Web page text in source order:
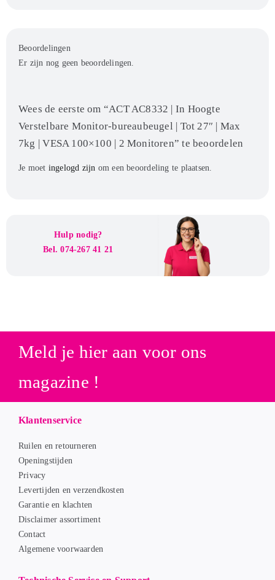
Beoordelingen
Er zijn nog geen beoordelingen.
Wees de eerste om “ACT AC8332 | In Hoogte
Verstelbare Monitor-bureaubeugel | Tot 27″ | Max
7kg | VESA 100×100 | 2 Monitoren” te beoordelen
Je moet ingelogd zijn om een beoordeling te plaatsen.
Hulp nodig?
Bel. 074-267 41 21
Meld je hier aan voor ons
magazine !
Klantenservice
Ruilen en retourneren
Openingstijden
Privacy
Levertijden en verzendkosten
Garantie en klachten
Disclaimer assortiment
Contact
Algemene voorwaarden